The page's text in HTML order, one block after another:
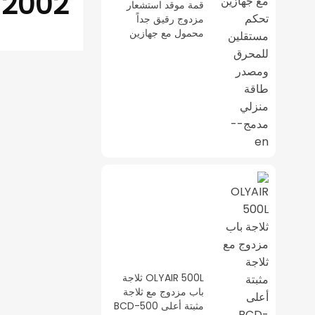
قمة موقد استشعار
مزدوج رقيق جداً
محمول مع جهازين
OLYAIR 500L ثلاجة
باب مزدوج مع ثلاجة
مثبتة أعلى BCD-500